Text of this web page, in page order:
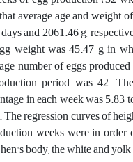
average age and weight
and 2061.46 g,
weight was 45.47 g in
number of eggs
period was 42.
in each week was 5.83
regression curves of
weeks were in order
body, the white and